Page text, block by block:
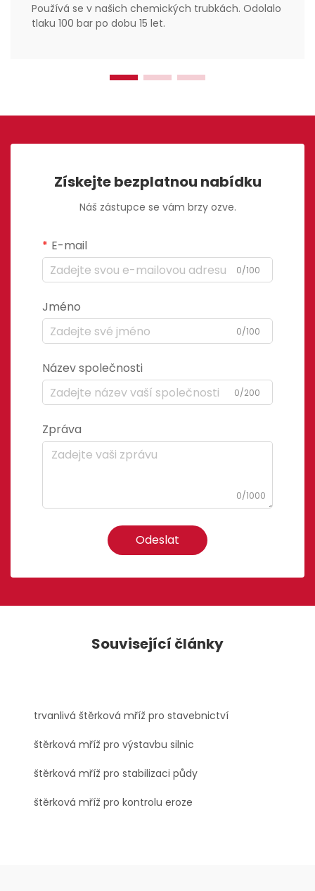
Používá se v našich chemických trubkách. Odolalo
tlaku 100 bar po dobu 15 let.
Získejte bezplatnou nabídku
Náš zástupce se vám brzy ozve.
E-mail
0/100
Jméno
0/100
Název společnosti
0/200
Zpráva
0/1000
Odeslat
Související články
trvanlivá štěrková mříž pro stavebnictví
štěrková mříž pro výstavbu silnic
štěrková mříž pro stabilizaci půdy
štěrková mříž pro kontrolu eroze